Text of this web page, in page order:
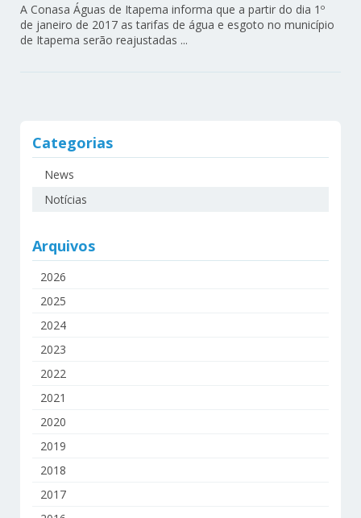
A Conasa Águas de Itapema informa que a partir do dia 1º
de janeiro de 2017 as tarifas de água e esgoto no município
de Itapema serão reajustadas ...
Categorias
News
Notícias
Arquivos
2026
2025
2024
2023
2022
2021
2020
2019
2018
2017